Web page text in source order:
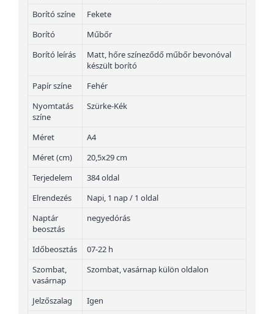
Borító színe
Fekete
Borító
Műbőr
Borító leírás
Matt, hőre színeződő műbőr bevonóval
készült borító
Papír színe
Fehér
Nyomtatás
színe
Szürke-Kék
Méret
A4
Méret (cm)
20,5x29 cm
Terjedelem
384 oldal
Elrendezés
Napi, 1 nap / 1 oldal
Naptár
beosztás
negyedórás
Időbeosztás
07-22 h
Szombat,
vasárnap
Szombat, vasárnap külön oldalon
Jelzőszalag
Igen